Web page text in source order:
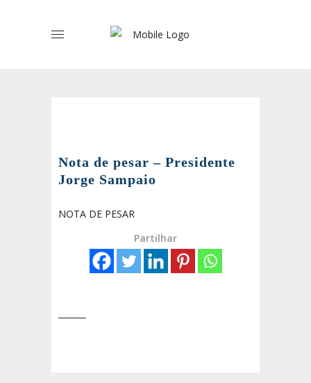
Nota de pesar – Presidente
Jorge Sampaio
NOTA DE PESAR
Partilhar